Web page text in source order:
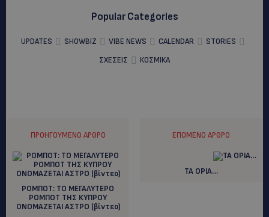
Popular Categories
UPDATES SHOWBIZ VIBE NEWS CALENDAR
STORIES
ΣΧΕΣΕΙΣ
ΚΟΣΜΙΚΑ
ΠΡΟΗΓΟΎΜΕΝΟ ΆΡΘΡΟ
ΡΟΜΠΟΤ: TO MEΓΑΛΥΤΕΡΟ
ΡΟΜΠΟΤ ΤΗΣ ΚΥΠΡΟΥ
ΟΝΟΜΑΖΕΤΑΙ ΑΣΤΡΟ (βίντεο)
ΕΠΌΜΕΝΟ ΆΡΘΡΟ
ΤΑ ΟΡΙΑ…